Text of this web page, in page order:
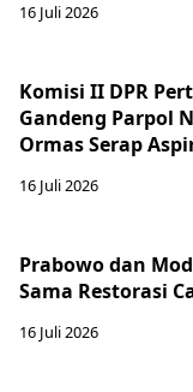
16 Juli 2026
Komisi II DPR
Gandeng Parpol
Ormas Serap
16 Juli 2026
Prabowo dan
Sama Restorasi
16 Juli 2026